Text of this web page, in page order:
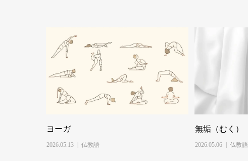
ヨーガ
2026.05.13 仏教語
無垢（むく）
2026.05.06 仏教語